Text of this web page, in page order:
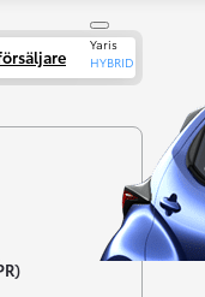
Yaris
HYBRID